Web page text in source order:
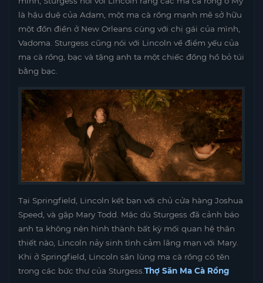
là hậu duệ của Adam, một ma cà rồng mạnh mẽ sở hữu
một đồn điền ở New Orleans cùng với chị gái của mình,
Vadoma. Sturgess cũng nói với Lincoln về điểm yếu của
ma cà rồng, bạc và tặng anh ta một chiếc đồng hồ bỏ túi
bằng bạc.
Tại Springfield, Lincoln kết bạn với chủ cửa hàng Joshua
Speed, và gặp Mary Todd. Mặc dù Sturgess đã cảnh báo
anh ta không nên hình thành bất kỳ mối quan hệ thân
thiết nào, Lincoln nảy sinh tình cảm lãng mạn với Mary.
Khi ở Springfield, Lincoln săn lùng ma cà rồng có tên
trong các bức thư của Sturgess. Thợ Săn Ma Cà Rồng